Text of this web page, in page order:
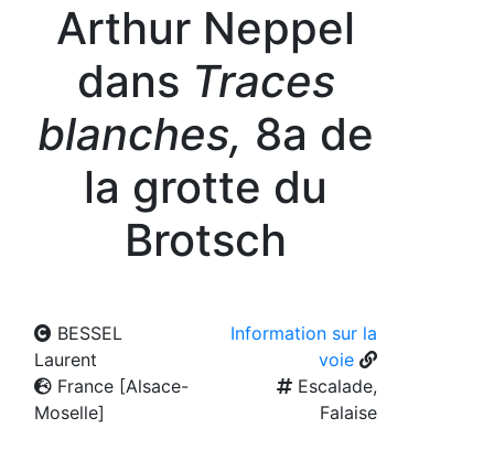
Arthur Neppel
dans Traces
blanches, 8a de
la grotte du
Brotsch
BESSEL
Laurent
Information sur la
voie
France [Alsace-
Moselle]
Escalade,
Falaise